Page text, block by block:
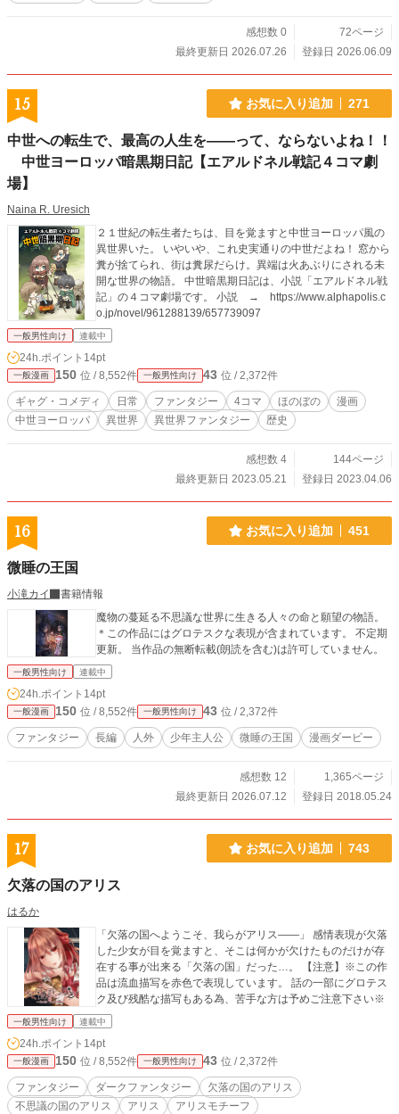
感想数 0
72ページ
最終更新日 2026.07.26
登録日 2026.06.09
15 お気に入り追加 271
中世への転生で、最高の人生を――って、ならないよね！！
中世ヨーロッパ暗黒期日記【エアルドネル戦記４コマ劇
場】
Naina R. Uresich
２１世紀の転生者たちは、目を覚ますと中世ヨーロッパ風の
異世界いた。 いやいや、これ史実通りの中世だよね！ 窓から
糞が捨てられ、街は糞尿だらけ。異端は火あぶりにされる未
開な世界の物語。 中世暗黒期日記は、小説「エアルドネル戦
記」の４コマ劇場です。 小説 → https://www.alphapolis.c
o.jp/novel/961288139/657739097
一般男性向け 連載中
24h.ポイント 14pt
一般漫画 150 位 / 8,552件 一般男性向け 43 位 / 2,372件
ギャグ・コメディ 日常 ファンタジー 4コマ ほのぼの
漫画
中世ヨーロッパ
異世界 異世界ファンタジー 歴史
感想数 4
144ページ
最終更新日 2023.05.21
登録日 2023.04.06
16 お気に入り追加 451
微睡の王国
小滝カイ
書籍情報
魔物の蔓延る不思議な世界に生きる人々の命と願望の物語。
＊この作品にはグロテスクな表現が含まれています。 不定期
更新。 当作品の無断転載(朗読を含む)は許可していません。
一般男性向け 連載中
24h.ポイント 14pt
一般漫画 150 位 / 8,552件 一般男性向け 43 位 / 2,372件
ファンタジー 長編 人外 少年主人公 微睡の王国 漫画ダービー
感想数 12
1,365ページ
最終更新日 2026.07.12
登録日 2018.05.24
17 お気に入り追加 743
欠落の国のアリス
はるか
「欠落の国へようこそ、我らがアリス――」 感情表現が欠落
した少女が目を覚ますと、そこは何かが欠けたものだけが存
在する事が出来る「欠落の国」だった…。 【注意】※この作
品は流血描写を赤色で表現しています。 話の一部にグロテス
ク及び残酷な描写もある為、苦手な方は予めご注意下さい※
一般男性向け 連載中
24h.ポイント 14pt
一般漫画 150 位 / 8,552件 一般男性向け 43 位 / 2,372件
ファンタジー ダークファンタジー
欠落の国のアリス
不思議の国のアリス
アリス アリスモチーフ